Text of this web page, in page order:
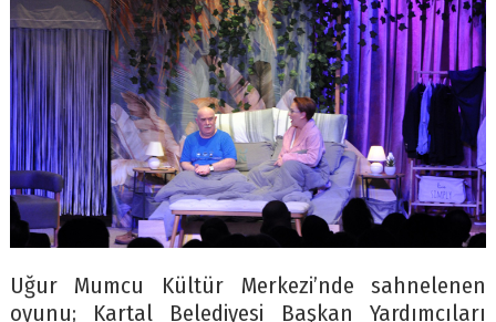
Uğur Mumcu Kültür Merkezi’nde sahnelenen
oyunu; Kartal Belediyesi Başkan Yardımcıları